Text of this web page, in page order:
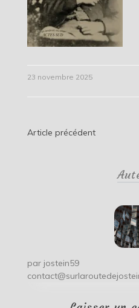
23 novembre 2025
Navigation
Article précédent
par jostein59